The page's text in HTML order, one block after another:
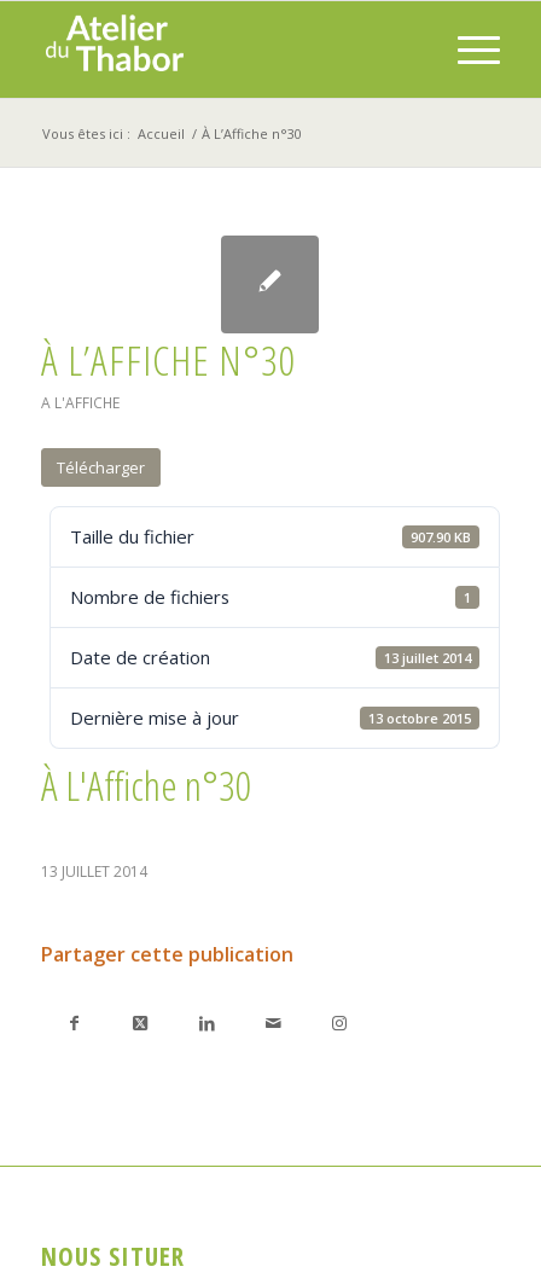
Vous êtes ici : Accueil / À L’Affiche n°30
À L’AFFICHE N°30
A L'AFFICHE
Télécharger
Taille du fichier 907.90 KB
Nombre de fichiers 1
Date de création 13 juillet 2014
Dernière mise à jour 13 octobre 2015
À L'Affiche n°30
13 JUILLET 2014
Partager cette publication
NOUS SITUER